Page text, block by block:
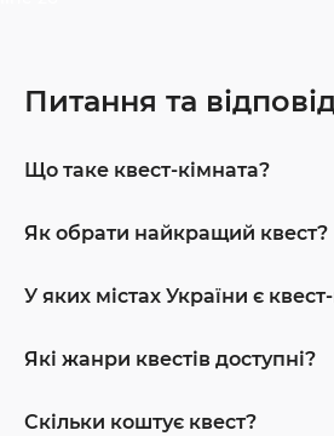
Питання та
Що таке квест-кімната?
Як обрати найкращий квест?
У яких містах України є
Які жанри квестів доступні?
Скільки коштує квест?